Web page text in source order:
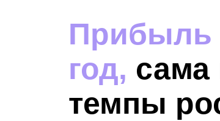
Прибыль
год, сама
темпы